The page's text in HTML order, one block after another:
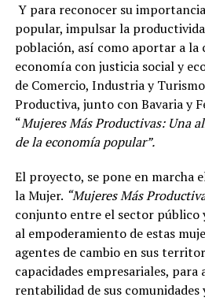
Y para reconocer su
popular, impulsar la
población, así como aportar a la
economía con justicia social y
de Comercio, Industria y
Productiva, junto con Bavaria y
“Mujeres Más Productivas: Una
de la economía popular”.
El proyecto, se pone en marcha
la Mujer. “Mujeres Más
conjunto entre el sector público
al empoderamiento de estas
agentes de cambio en sus
capacidades empresariales, para
rentabilidad de sus comunidades